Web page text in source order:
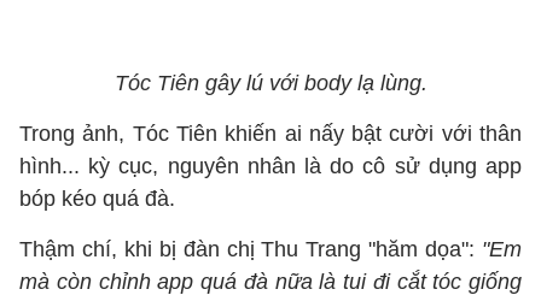
Tóc Tiên gây lú với body lạ lùng.
Trong ảnh, Tóc Tiên khiến ai nấy bật cười với thân
hình... kỳ cục, nguyên nhân là do cô sử dụng app
bóp kéo quá đà.
Thậm chí, khi bị đàn chị Thu Trang "hăm dọa": "Em
mà còn chỉnh app quá đà nữa là tui đi cắt tóc giống